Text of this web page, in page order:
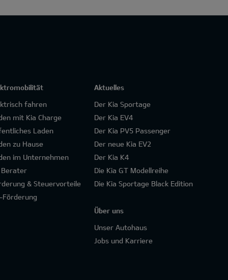
fahren
mit Kia Charge
Laden
zu Hause
im Unternehmen
Berater
& Steuervorteile
Förderung
Aktuelles
Der Kia Sportage
Der Kia EV4
Der Kia PV5 Passenger
Der neue Kia EV2
Der Kia K4
Die Kia GT Modellreihe
Die Kia Sportage Black Edition
Über uns
Unser Autohaus
Jobs und Karriere